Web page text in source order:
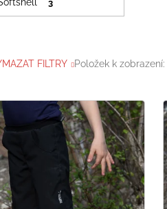
3
FILTRY Položek k zobrazení: